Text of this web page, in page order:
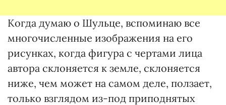
Когда думаю о Шульце, вспоминаю все
многочисленные изображения на его
рисунках, когда фигура с чертами лица
автора склоняется к земле, склоняется
ниже, чем может на самом деле, ползает,
только взглядом из-под приподнятых